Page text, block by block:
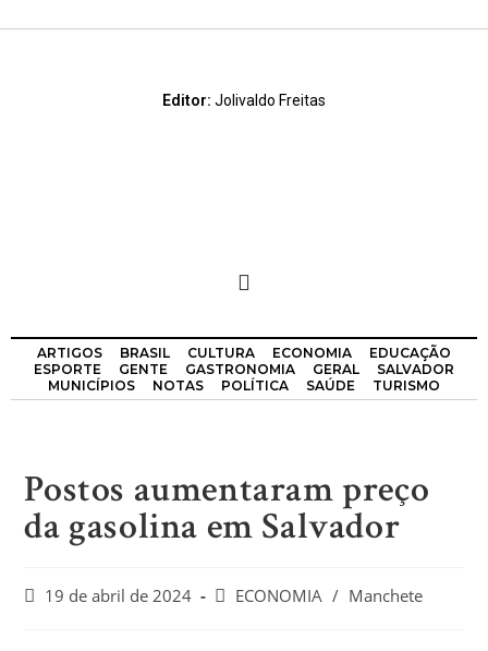
Editor: Jolivaldo Freitas
ARTIGOS BRASIL CULTURA ECONOMIA
EDUCAÇÃO
ESPORTE
GENTE GASTRONOMIA GERAL
SALVADOR
MUNICÍPIOS
NOTAS POLÍTICA SAÚDE TURISMO
Postos aumentaram preço
da gasolina em Salvador
19 de abril de 2024 ECONOMIA / Manchete